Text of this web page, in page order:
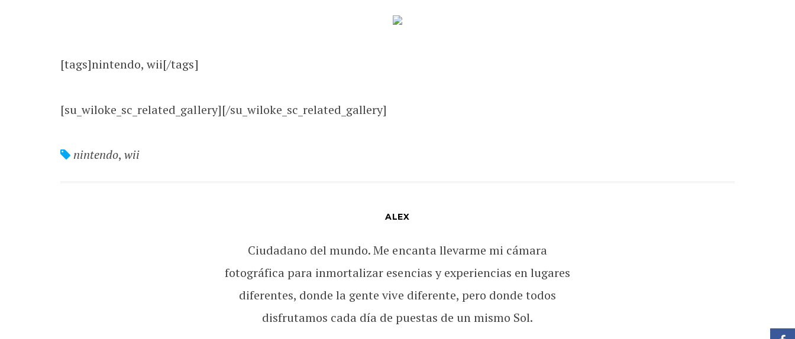
[tags]nintendo, wii[/tags]
[su_wiloke_sc_related_gallery][/su_wiloke_sc_related_gallery]
nintendo,wii
ALEX
Ciudadano del mundo. Me encanta llevarme mi cámara
fotográfica para inmortalizar esencias y experiencias en lugares
diferentes, donde la gente vive diferente, pero donde todos
disfrutamos cada día de puestas de un mismo Sol.